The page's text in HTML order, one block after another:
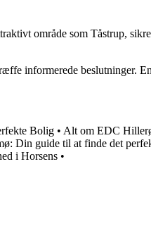
område som Tåstrup,
informerede beslutninger.
Bolig • Alt om EDC
Din guide til at finde det
i Horsens •